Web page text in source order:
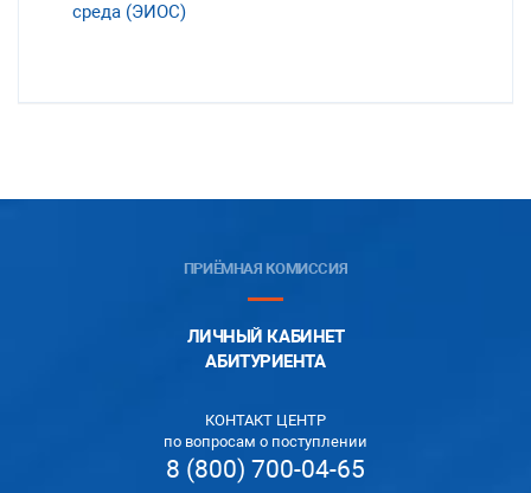
среда (ЭИОС)
ПРИЁМНАЯ КОМИССИЯ
ЛИЧНЫЙ КАБИНЕТ
АБИТУРИЕНТА
КОНТАКТ ЦЕНТР
по вопросам о поступлении
8 (800) 700-04-65